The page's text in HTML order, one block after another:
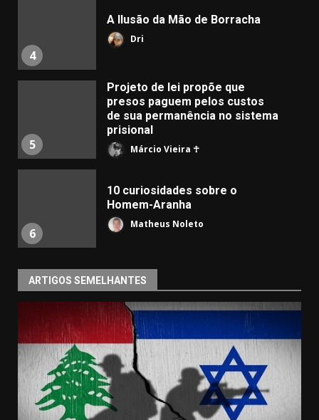
4
A Ilusão da Mão de Borracha
Dri
5
Projeto de lei propõe que
presos paguem pelos custos
de sua permanência no sistema
prisional
Márcio Vieira ☥
6
10 curiosidades sobre o
Homem-Aranha
Matheus Noleto
ARTIGOS SEMELHANTES